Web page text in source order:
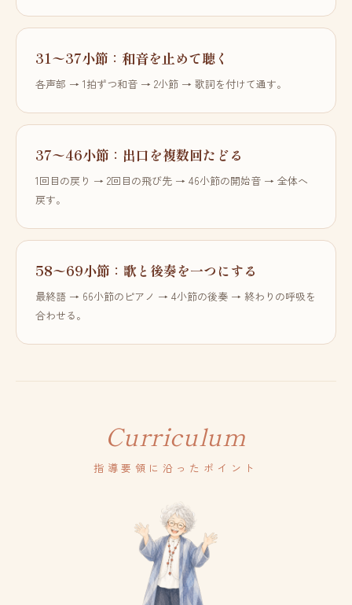
31〜37小節：和音を止めて聴く
各声部 → 1拍ずつ和音 → 2小節 → 歌詞を付けて通す。
37〜46小節：出口を複数回たどる
1回目の戻り → 2回目の飛び先 → 46小節の開始音 → 全体へ
戻す。
58〜69小節：歌と後奏を一つにする
最終語 → 66小節のピアノ → 4小節の後奏 → 終わりの呼吸を
合わせる。
Curriculum
指導要領に沿ったポイント